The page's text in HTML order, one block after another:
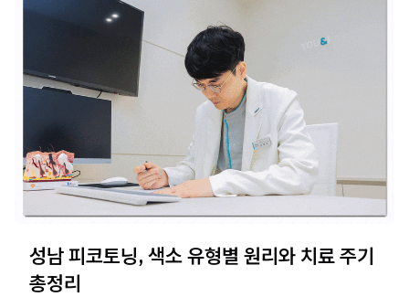
성남 피코토닝, 색소 유형별 원리와 치료 주기
총정리